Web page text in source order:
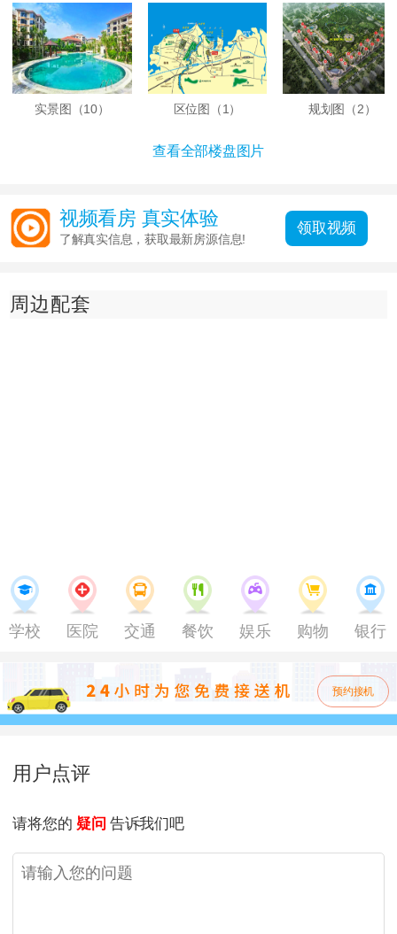
实景图（10） 区位图（1 ） 规划图（2）
查看全部楼盘图片
视频看房 真实体验
了解真实信息，获取最新房源信息!
领取视频
周边配套
学校 医院 交通 餐饮 娱乐 购物 银行
预约接机
用户点评
请将您的 疑问 告诉我们吧